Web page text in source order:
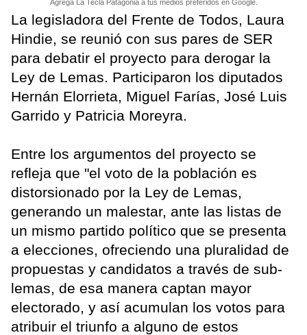
Agrega La Tecla Patagonia a tus medios preferidos en Google.
La legisladora del Frente de Todos, Laura
Hindie, se reunió con sus pares de SER
para debatir el proyecto para derogar la
Ley de Lemas. Participaron los diputados
Hernán Elorrieta, Miguel Farías, José Luis
Garrido y Patricia Moreyra.
Entre los argumentos del proyecto se
refleja que "el voto de la población es
distorsionado por la Ley de Lemas,
generando un malestar, ante las listas de
un mismo partido político que se presenta
a elecciones, ofreciendo una pluralidad de
propuestas y candidatos a través de sub-
lemas, de esa manera captan mayor
electorado, y así acumulan los votos para
atribuir el triunfo a alguno de estos